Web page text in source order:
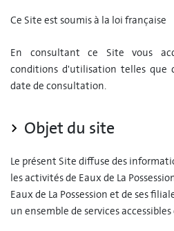
Ce Site est soumis à la loi française
En consultant ce Site vous
conditions d'utilisation telles que
date de consultation.
Objet du site
Le présent Site diffuse des
les activités de Eaux de La
Eaux de La Possession et de ses
un ensemble de services